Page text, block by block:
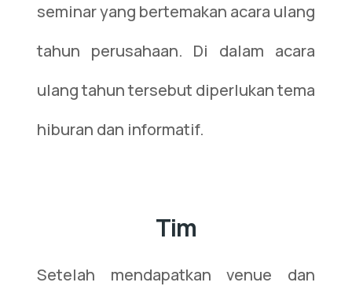
seminar yang bertemakan acara ulang
tahun perusahaan. Di dalam acara
ulang tahun tersebut diperlukan tema
hiburan dan informatif.
Tim
Setelah mendapatkan venue dan